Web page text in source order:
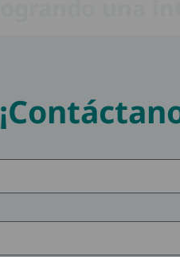
logrando una